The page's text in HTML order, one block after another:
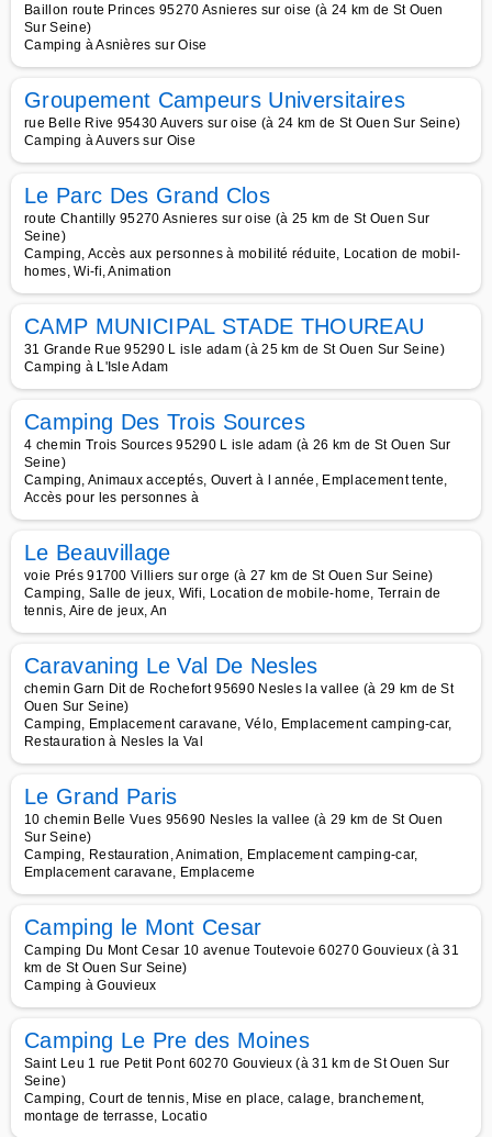
Baillon route Princes 95270 Asnieres sur oise (à 24 km de St Ouen
Sur Seine)
Camping à Asnières sur Oise
Groupement Campeurs Universitaires
rue Belle Rive 95430 Auvers sur oise (à 24 km de St Ouen Sur Seine)
Camping à Auvers sur Oise
Le Parc Des Grand Clos
route Chantilly 95270 Asnieres sur oise (à 25 km de St Ouen Sur
Seine)
Camping, Accès aux personnes à mobilité réduite, Location de mobil-
homes, Wi-fi, Animation
CAMP MUNICIPAL STADE THOUREAU
31 Grande Rue 95290 L isle adam (à 25 km de St Ouen Sur Seine)
Camping à L'Isle Adam
Camping Des Trois Sources
4 chemin Trois Sources 95290 L isle adam (à 26 km de St Ouen Sur
Seine)
Camping, Animaux acceptés, Ouvert à l année, Emplacement tente,
Accès pour les personnes à
Le Beauvillage
voie Prés 91700 Villiers sur orge (à 27 km de St Ouen Sur Seine)
Camping, Salle de jeux, Wifi, Location de mobile-home, Terrain de
tennis, Aire de jeux, An
Caravaning Le Val De Nesles
chemin Garn Dit de Rochefort 95690 Nesles la vallee (à 29 km de St
Ouen Sur Seine)
Camping, Emplacement caravane, Vélo, Emplacement camping-car,
Restauration à Nesles la Val
Le Grand Paris
10 chemin Belle Vues 95690 Nesles la vallee (à 29 km de St Ouen
Sur Seine)
Camping, Restauration, Animation, Emplacement camping-car,
Emplacement caravane, Emplaceme
Camping le Mont Cesar
Camping Du Mont Cesar 10 avenue Toutevoie 60270 Gouvieux (à 31
km de St Ouen Sur Seine)
Camping à Gouvieux
Camping Le Pre des Moines
Saint Leu 1 rue Petit Pont 60270 Gouvieux (à 31 km de St Ouen Sur
Seine)
Camping, Court de tennis, Mise en place, calage, branchement,
montage de terrasse, Locatio